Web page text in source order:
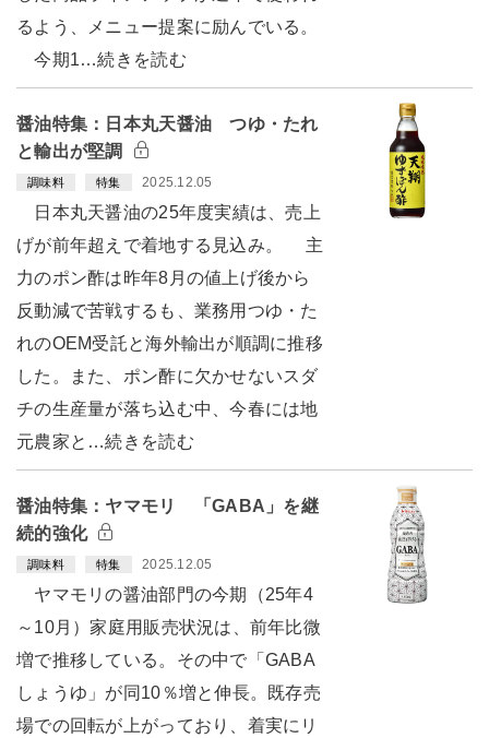
るよう、メニュー提案に励んでいる。
今期1…続きを読む
醤油特集：日本丸天醤油 つゆ・たれ
と輸出が堅調
調味料 特集 2025.12.05
日本丸天醤油の25年度実績は、売上
げが前年超えで着地する見込み。 主
力のポン酢は昨年8月の値上げ後から
反動減で苦戦するも、業務用つゆ・た
れのOEM受託と海外輸出が順調に推移
した。また、ポン酢に欠かせないスダ
チの生産量が落ち込む中、今春には地
元農家と…続きを読む
醤油特集：ヤマモリ 「GABA」を継
続的強化
調味料 特集 2025.12.05
ヤマモリの醤油部門の今期（25年4
～10月）家庭用販売状況は、前年比微
増で推移している。その中で「GABA
しょうゆ」が同10％増と伸長。既存売
場での回転が上がっており、着実にリ